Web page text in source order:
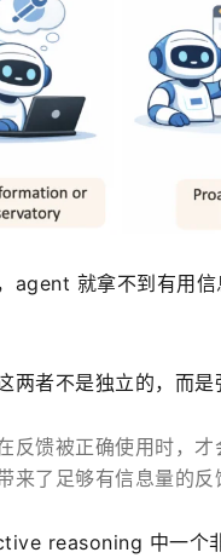
agent 就拿不到有用
两者不是独立的，而是
反馈被正确使用时，
来了足够有信息量的反
reasoning 中一